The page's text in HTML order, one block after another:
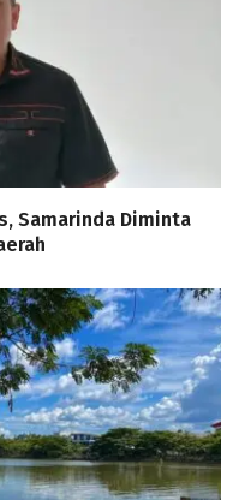
Samarinda Diminta